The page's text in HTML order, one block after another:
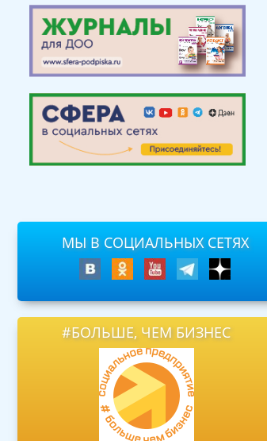
МЫ В СОЦИАЛЬНЫХ СЕТЯХ
#БОЛЬШЕ, ЧЕМ БИЗНЕС